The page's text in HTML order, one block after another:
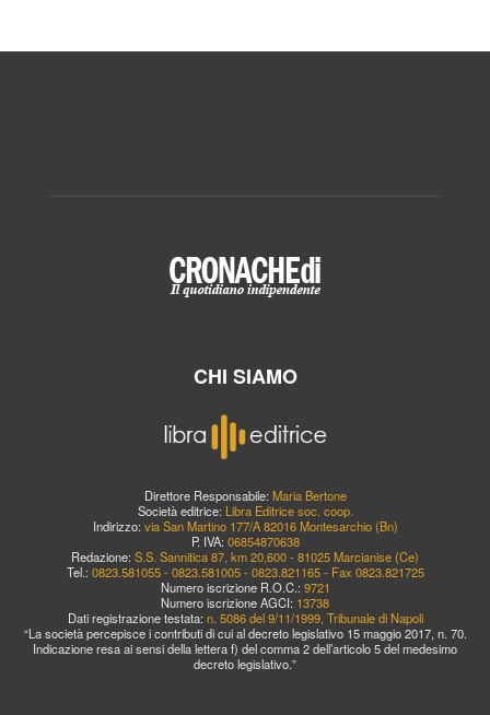
CHI SIAMO
Direttore Responsabile: Maria Bertone
Società editrice: Libra Editrice soc. coop.
Indirizzo: via San Martino 177/A 82016 Montesarchio (Bn)
P. IVA: 06854870638
Redazione: S.S. Sannitica 87, km 20,600 - 81025 Marcianise (Ce)
Tel.: 0823.581055 - 0823.581005 - 0823.821165 - Fax 0823.821725
Numero iscrizione R.O.C.: 9721
Numero iscrizione AGCI: 13738
Dati registrazione testata: n. 5086 del 9/11/1999, Tribunale di Napoli
“La società percepisce i contributi di cui al decreto legislativo 15 maggio 2017, n. 70.
Indicazione resa ai sensi della lettera f) del comma 2 dell’articolo 5 del medesimo
decreto legislativo.”